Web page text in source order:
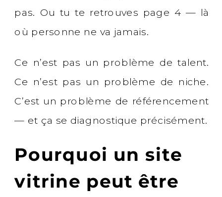
pas. Ou tu te retrouves page 4 — là
où personne ne va jamais.
Ce n’est pas un problème de talent.
Ce n’est pas un problème de niche.
C’est un problème de référencement
— et ça se diagnostique précisément.
Pourquoi un site
vitrine peut être